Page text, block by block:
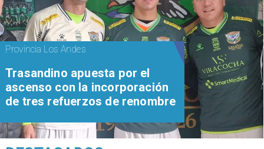
Provincia Los Andes
Trasandino apuesta por el
ascenso con la incorporación
de tres refuerzos de renombre